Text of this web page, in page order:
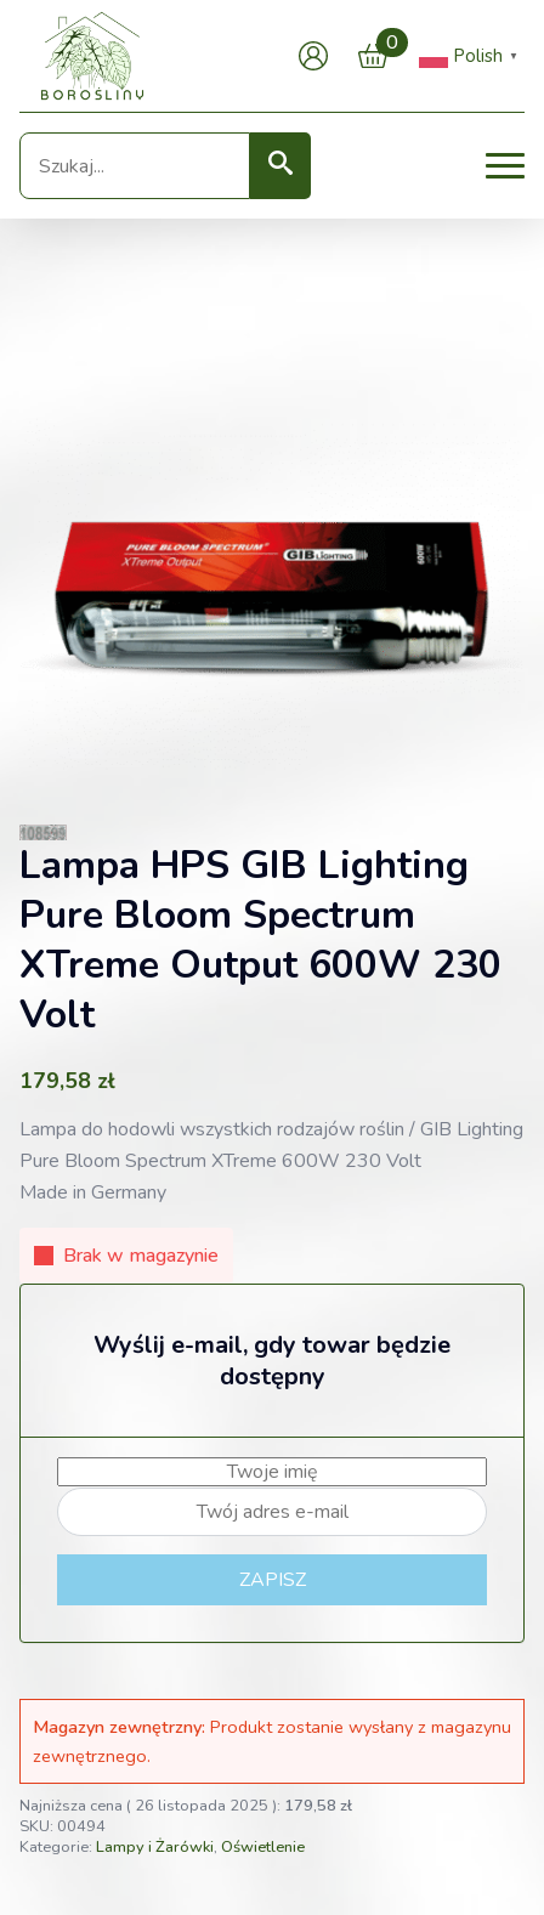
0
Polish ▼
Seearch
Lampa HPS GIB Lighting
Pure Bloom Spectrum
XTreme Output 600W 230
Volt
179,58 zł
Lampa do hodowli wszystkich rodzajów roślin / GIB Lighting
Pure Bloom Spectrum XTreme 600W 230 Volt
Made in Germany
Brak w magazynie
Wyślij e-mail, gdy towar będzie
dostępny
ZAPISZ
Magazyn zewnętrzny: Produkt zostanie wysłany z magazynu
zewnętrznego.
Najniższa cena ( 26 listopada 2025 ): 179,58 zł
SKU: 00494
Kategorie: Lampy i Żarówki, Oświetlenie